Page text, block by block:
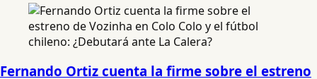
Fernando Ortiz cuenta la firme sobre el estreno